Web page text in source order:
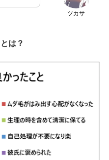
ツカサ
は？